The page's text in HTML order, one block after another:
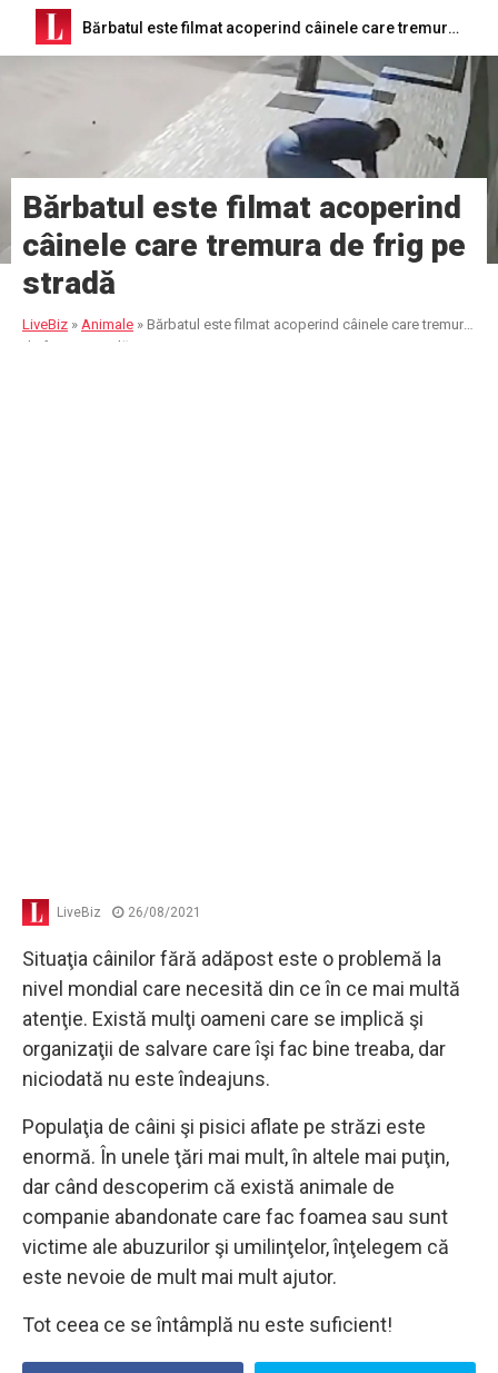
Bărbatul este filmat acoperind câinele care tremura de frig pe stradă
Bărbatul este filmat acoperind
câinele care tremura de frig pe
stradă
LiveBiz » Animale » Bărbatul este filmat acoperind câinele care tremura
de frig pe stradă
LiveBiz 26/08/2021
Situaţia câinilor fără adăpost este o problemă la
nivel mondial care necesită din ce în ce mai multă
atenţie. Există mulţi oameni care se implică şi
organizaţii de salvare care îşi fac bine treaba, dar
niciodată nu este îndeajuns.
Populaţia de câini şi pisici aflate pe străzi este
enormă. În unele ţări mai mult, în altele mai puţin,
dar când descoperim că există animale de
companie abandonate care fac foamea sau sunt
victime ale abuzurilor şi umilinţelor, înţelegem că
este nevoie de mult mai mult ajutor.
Tot ceea ce se întâmplă nu este suficient!